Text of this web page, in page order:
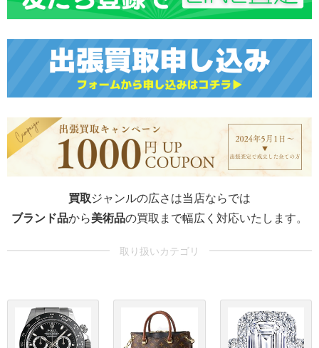
買取ジャンルの広さは当店ならでは
ブランド品から美術品の買取まで幅広く対応いたします。